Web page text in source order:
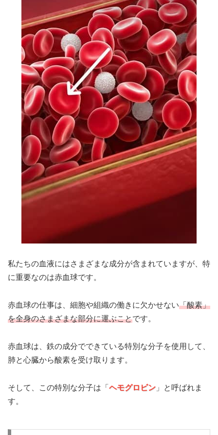
私たちの血液にはさまざまな成分が含まれていますが、特
に重要なのは赤血球です。
赤血球の仕事は、細胞や組織の働きに欠かせない「酸素」
を全身のさまざまな部分に運ぶことです。
赤血球は、鉄の成分でできている特別な分子を使用して、
肺と心臓から酸素を受け取ります。
そして、この特別な分子は「 ヘモグロビン 」と呼ばれま
す。